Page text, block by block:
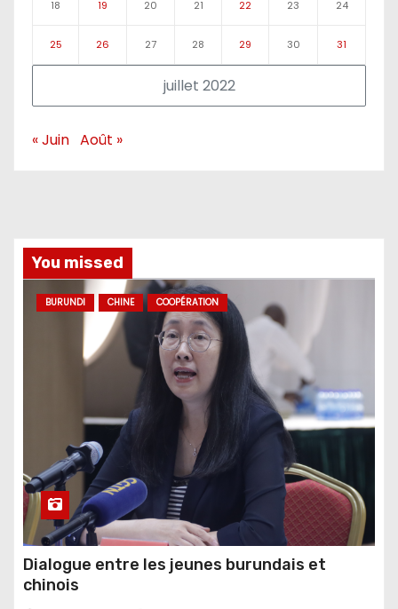
juillet 2022
18 19 20 21 22 23 24
25 26 27 28 29 30 31
« Juin Août »
You missed
BURUNDI CHINE COOPÉRATION
Dialogue entre les jeunes burundais et
chinois